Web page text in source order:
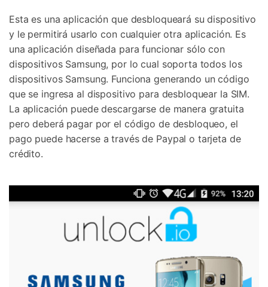
Esta es una aplicación que desbloqueará su dispositivo
y le permitirá usarlo con cualquier otra aplicación. Es
una aplicación diseñada para funcionar sólo con
dispositivos Samsung, por lo cual soporta todos los
dispositivos Samsung. Funciona generando un código
que se ingresa al dispositivo para desbloquear la SIM.
La aplicación puede descargarse de manera gratuita
pero deberá pagar por el código de desbloqueo, el
pago puede hacerse a través de Paypal o tarjeta de
crédito.